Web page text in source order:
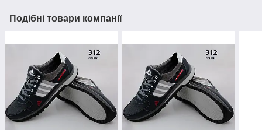
Подібні товари компанії